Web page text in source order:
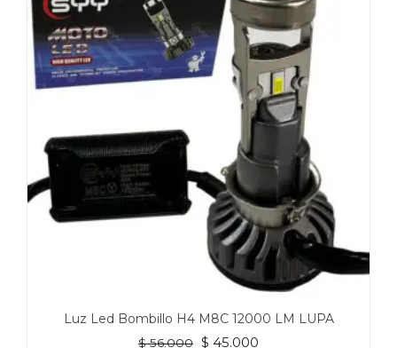
Luz Led Bombillo H4 M8C 12000 LM LUPA
$56.000 El
$ 45.000